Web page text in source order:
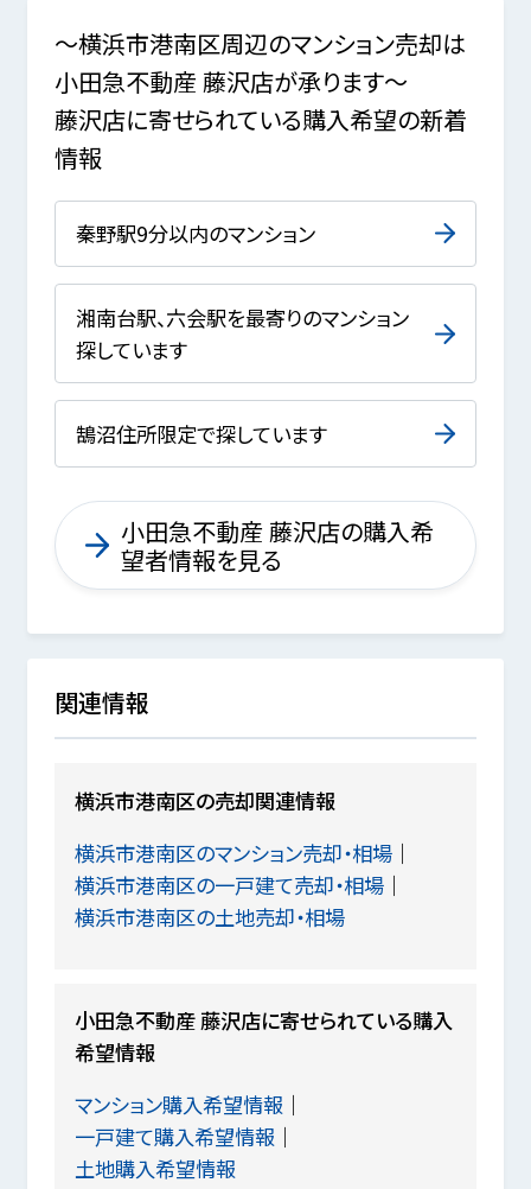
～横浜市港南区周辺のマンション売却は
小田急不動産 藤沢店が承ります～
藤沢店に寄せられている購入希望の新着
情報
秦野駅9分以内のマンション
湘南台駅、六会駅を最寄りのマンション
探しています
鵠沼住所限定で探しています
小田急不動産 藤沢店の購入希
望者情報を見る
関連情報
横浜市港南区の売却関連情報
横浜市港南区のマンション売却・相場
横浜市港南区の一戸建て売却・相場
横浜市港南区の土地売却・相場
小田急不動産 藤沢店に寄せられている購入
希望情報
マンション購入希望情報
一戸建て購入希望情報
土地購入希望情報